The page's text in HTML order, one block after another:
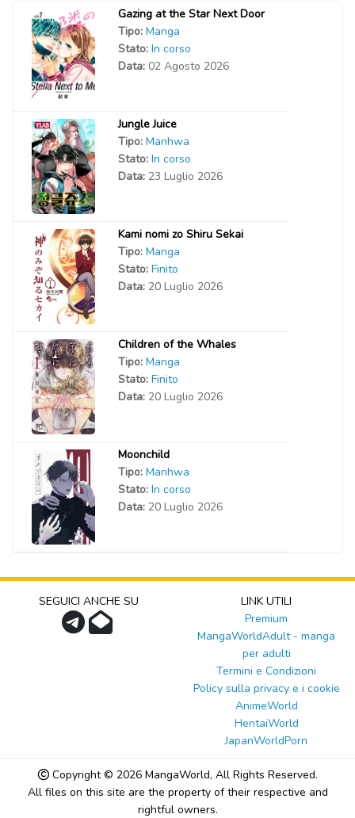
Gazing at the Star Next Door
Tipo: Manga
Stato: In corso
Data: 02 Agosto 2026
Jungle Juice
Tipo: Manhwa
Stato: In corso
Data: 23 Luglio 2026
Kami nomi zo Shiru Sekai
Tipo: Manga
Stato: Finito
Data: 20 Luglio 2026
Children of the Whales
Tipo: Manga
Stato: Finito
Data: 20 Luglio 2026
Moonchild
Tipo: Manhwa
Stato: In corso
Data: 20 Luglio 2026
SEGUICI ANCHE SU
LINK UTILI
Premium
MangaWorldAdult - manga
per adulti
Termini e Condizioni
Policy sulla privacy e i cookie
AnimeWorld
HentaiWorld
JapanWorldPorn
Copyright © 2026 MangaWorld, All Rights Reserved.
All files on this site are the property of their respective and
rightful owners.